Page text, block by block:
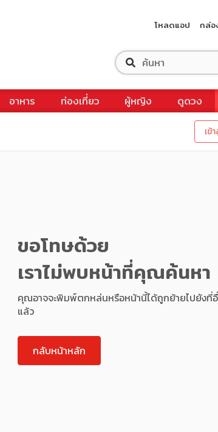
โหลดแอป กล่อ
อาหาร ท่องเที่ยว ผู้หญิง ดูดวง
เข้
ขอโทษด้วย
เราไม่พบหน้าที่คุณค้นหา
คุณอาจจะพิมพ์ตกหล่นหรือหน้านี้ได้ถูกย้ายไปยังที่
แล้ว
กลับหน้าหลัก